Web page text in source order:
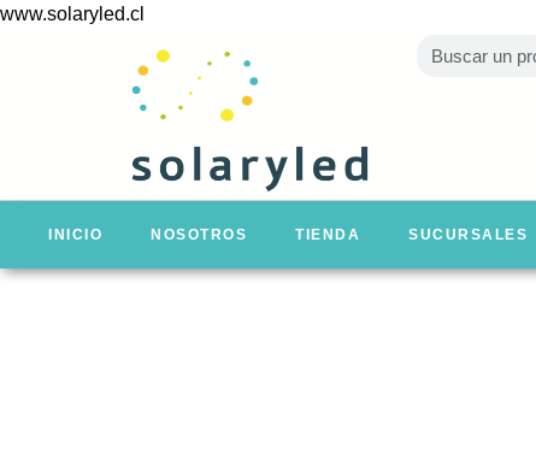
www.solaryled.cl
INICIO NOSOTROS TIENDA SUCURSALES